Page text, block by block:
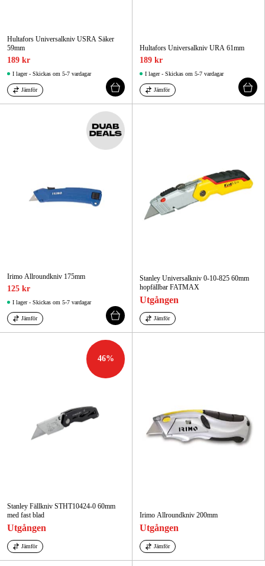
Hultafors Universalkniv USRA Säker
59mm
189 kr
I lager - Skickas om 5-7 vardagar
Jämför
Hultafors Universalkniv URA 61mm
189 kr
I lager - Skickas om 5-7 vardagar
Jämför
Irimo Allroundkniv 175mm
125 kr
I lager - Skickas om 5-7 vardagar
Jämför
Stanley Universalkniv 0-10-825 60mm
hopfällbar FATMAX
Utgången
Jämför
46%
Stanley Fällkniv STHT10424-0 60mm
med fast blad
Utgången
Jämför
Irimo Allroundkniv 200mm
Utgången
Jämför